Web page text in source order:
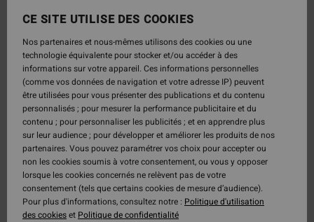
CE SITE UTILISE DES COOKIES
Nos partenaires et nous-mêmes utilisons des cookies ou une
technologie équivalente pour stocker et/ou accéder à des
informations sur votre appareil. Ces informations personnelles
(comme vos données de navigation et votre adresse IP) peuvent
être utilisées pour vous présenter des publications et du contenu
personnalisés ; pour mesurer la performance publicitaire et du
contenu ; pour personnaliser les publicités ; et en apprendre plus
sur leur audience ; pour développer et améliorer les produits de nos
partenaires. Vous pouvez paramétrer vos choix pour accepter ou
non les cookies soumis à votre consentement, ou vous y opposer
lorsque les cookies concernés ne relèvent pas de votre
consentement (tels que certains cookies de mesure d’audience).
Pour plus d'informations, consultez notre : Politique d'utilisation
des cookieset Politique de confidentialité